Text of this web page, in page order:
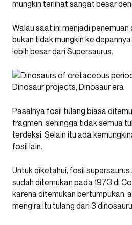
mungkin terlihat sangat besar
Walau saat ini menjadi penemuan
bukan tidak mungkin ke
lebih besar dari Supersaurus.
Pasalnya fosil tulang biasa
fragmen, sehingga tidak semua
terdeksi. Selain itu ada
fosil lain.
Untuk diketahui, fosil
sudah ditemukan pada 1973 di
karena ditemukan bertumpukan,
mengira itu tulang dari 3